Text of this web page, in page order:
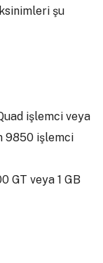
şu
işlemci veya
9850 işlemci
GT veya 1 GB